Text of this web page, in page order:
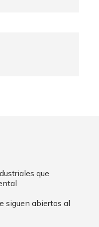
que
siguen abiertos al